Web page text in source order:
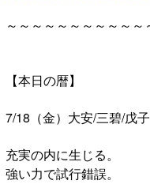
～～～～～～～～～～～
【本日の暦】
7/18（金）大安/三碧/戊子
充実の内に生じる。
強い力で試行錯誤。